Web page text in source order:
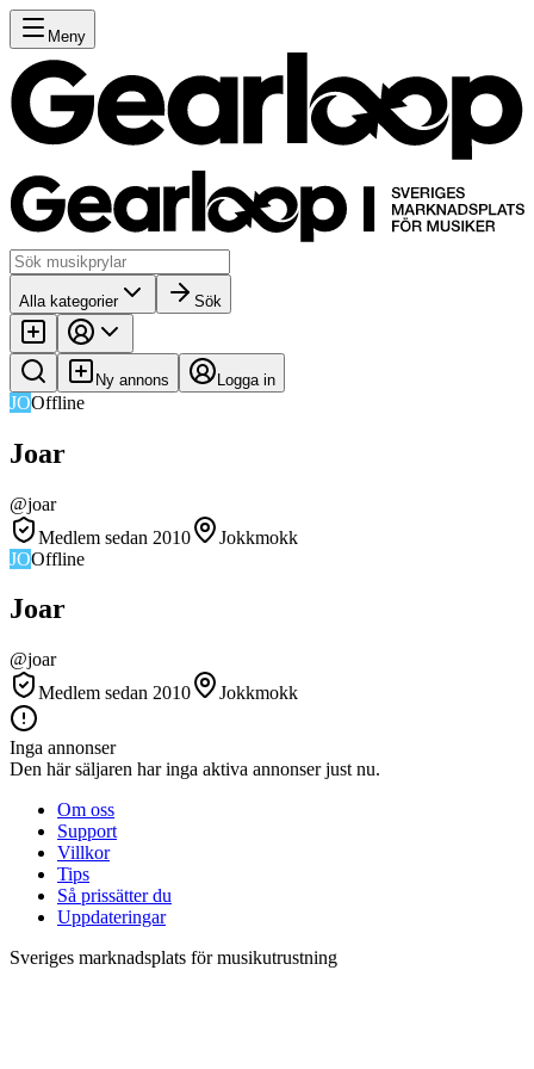
Meny
Alla kategorier Sök
Ny annons Logga in
JOOffline
Joar
@joar
Medlem sedan 2010
Jokkmokk
JOOffline
Joar
@joar
Medlem sedan 2010
Jokkmokk
Inga annonser
Den här säljaren har inga aktiva annonser just nu.
Om oss
Support
Villkor
Tips
Så prissätter du
Uppdateringar
Sveriges marknadsplats för musikutrustning